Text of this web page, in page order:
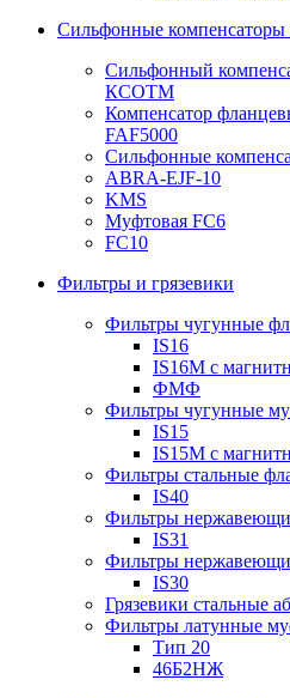
Сильфонные компенсаторы
Сильфонный
КСОТM
Компенсатор
FAF5000
Сильфонные
ABRA-EJF-10
KMS
Муфтовая FC6
FC10
Фильтры и грязевики
Фильтры чугунные
IS16
IS16M с
ФМФ
Фильтры чугунные
IS15
IS15M c
Фильтры стальные
IS40
Фильтры
IS31
Фильтры
IS30
Грязевики стальные
Фильтры латунные
Тип 20
46Б2НЖ